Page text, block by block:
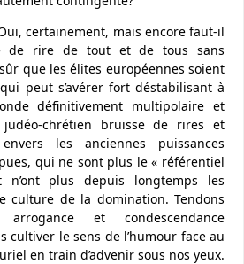
certainement, mais encore faut-il
de rire de tout et de tous sans
que les élites européennes soient
peut s’avérer fort déstabilisant à
définitivement multipolaire et
chrétien bruisse de rires et
les anciennes puissances
qui ne sont plus le « référentiel
plus depuis longtemps les
culture de la domination. Tendons
et condescendance
cultiver le sens de l’humour face au
en train d’advenir sous nos yeux.